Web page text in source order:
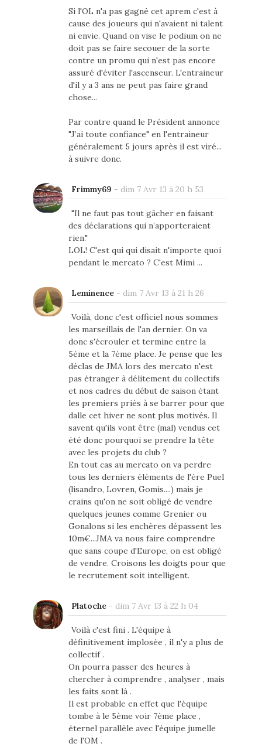
Si l'OL n'a pas gagné cet aprem c'est à
cause des joueurs qui n'avaient ni talent
ni envie. Quand on vise le podium on ne
doit pas se faire secouer de la sorte
contre un promu qui n'est pas encore
assuré d'éviter l'ascenseur. L'entraineur
d'il y a 3 ans ne peut pas faire grand
chose...
Par contre quand le Président annonce
"J’ai toute confiance" en l'entraineur
généralement 5 jours après il est viré...
à suivre donc.
Frimmy69 - dim 7 Avr 13 à 20 h 53
"Il ne faut pas tout gâcher en faisant
des déclarations qui n’apporteraient
rien."
LOL! C'est qui qui disait n'importe quoi
pendant le mercato ? C'est Mimi ...
Leminence- dim 7 Avr 13 à 21 h 26
Voilà, donc c'est officiel nous sommes
les marseillais de l'an dernier. On va
donc s'écrouler et termine entre la
5ème et la 7ème place. Je pense que les
déclas de JMA lors des mercato n'est
pas étranger à délitement du collectifs
et nos cadres du début de saison étant
les premiers priés à se barrer pour que
dalle cet hiver ne sont plus motivés. Il
savent qu'ils vont être (mal) vendus cet
été donc pourquoi se prendre la tête
avec les projets du club ?
En tout cas au mercato on va perdre
tous les derniers éléments de l'ère Puel
(lisandro, Lovren, Gomis....) mais je
crains qu'on ne soit obligé de vendre
quelques jeunes comme Grenier ou
Gonalons si les enchères dépassent les
10m€...JMA va nous faire comprendre
que sans coupe d'Europe, on est obligé
de vendre. Croisons les doigts pour que
le recrutement soit intelligent.
Platoche- dim 7 Avr 13 à 22 h 04
Voilà c'est fini . L'équipe à
définitivement implosée , il n'y a plus de
collectif .
On pourra passer des heures à
chercher à comprendre , analyser , mais
les faits sont là .
Il est probable en effet que l'équipe
tombe à le 5ème voir 7ème place ,
éternel parallèle avec l'équipe jumelle
de l'OM .